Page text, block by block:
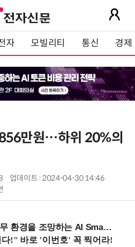
자 모빌리티 통신 경제
만원…하위 20%의
업데이트 : 2024-04-30 14:46
AI Smart Work Summit 2026 (9/11 코엑스)